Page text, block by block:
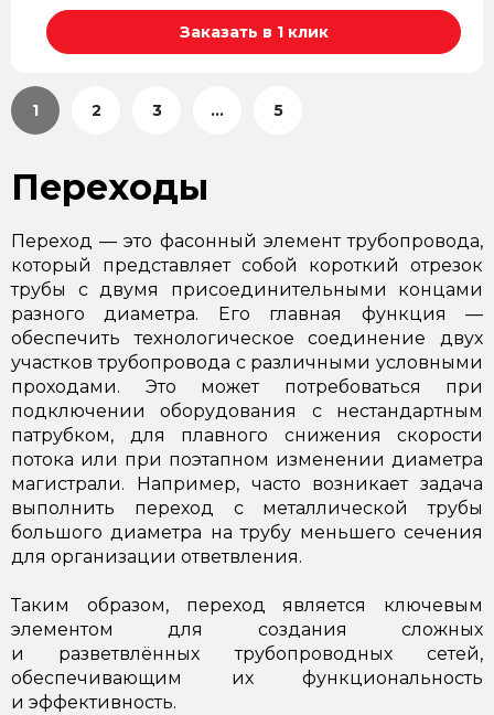
Заказать в 1 клик
1 2 3 ... 5
Переходы
Переход — это фасонный элемент трубопровода,
который представляет собой короткий отрезок
трубы с двумя присоединительными концами
разного диаметра. Его главная функция —
обеспечить технологическое соединение двух
участков трубопровода с различными условными
проходами. Это может потребоваться при
подключении оборудования с нестандартным
патрубком, для плавного снижения скорости
потока или при поэтапном изменении диаметра
магистрали. Например, часто возникает задача
выполнить переход с металлической трубы
большого диаметра на трубу меньшего сечения
для организации ответвления.
Таким образом, переход является ключевым
элементом для создания сложных
и разветвлённых трубопроводных сетей,
обеспечивающим их функциональность
и эффективность.